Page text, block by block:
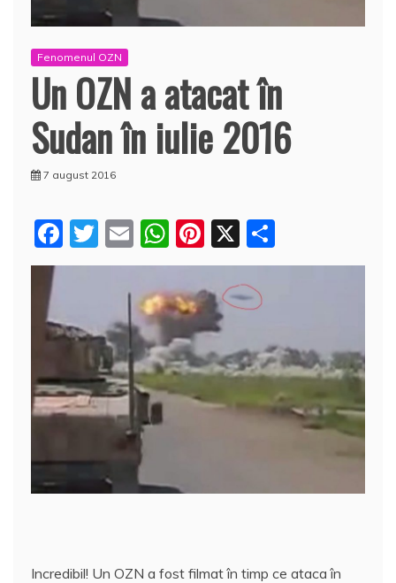
Fenomenul OZN
Un OZN a atacat în
Sudan în iulie 2016
7 august 2016
F
a
e
b
o
o
T
w
er
E
m
ai
l
W
h
at
s
A
p
p
Pi
nt
er
e
st
X
a
e
a
z
ă
Incredibil! Un OZN a fost filmat în timp ce ataca în